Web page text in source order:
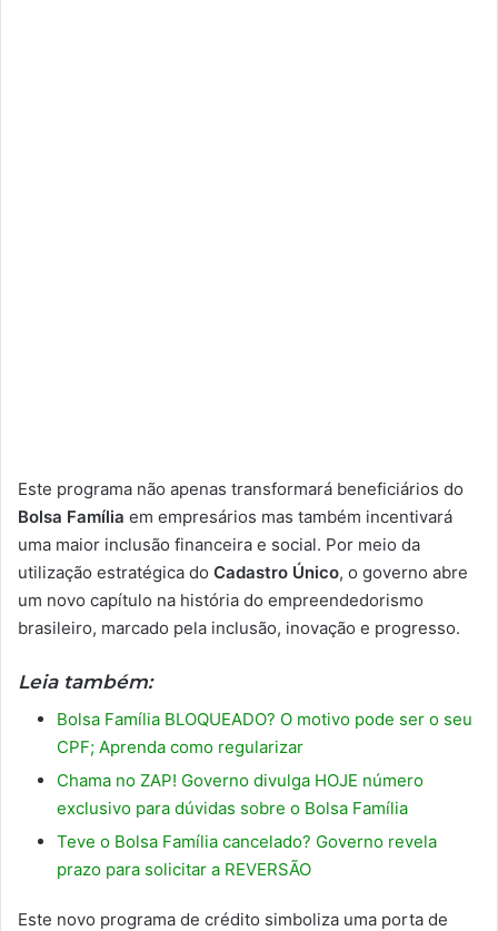
Este programa não apenas transformará beneficiários do
Bolsa Família em empresários mas também incentivará
uma maior inclusão financeira e social. Por meio da
utilização estratégica do Cadastro Único, o governo abre
um novo capítulo na história do empreendedorismo
brasileiro, marcado pela inclusão, inovação e progresso.
Leia também:
Bolsa Família BLOQUEADO? O motivo pode ser o seu
CPF; Aprenda como regularizar
Chama no ZAP! Governo divulga HOJE número
exclusivo para dúvidas sobre o Bolsa Família
Teve o Bolsa Família cancelado? Governo revela
prazo para solicitar a REVERSÃO
Este novo programa de crédito simboliza uma porta de